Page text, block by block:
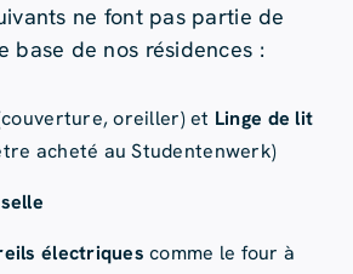
ne font pas partie de
base de nos résidences :
oreiller) et Linge de lit
acheté au Studentenwerk)
électriquescomme le four à